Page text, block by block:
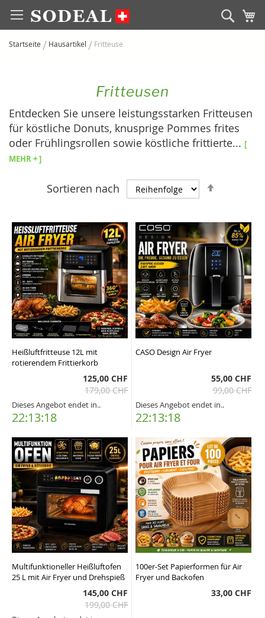
Zum
Inhalt
Startseite Hausartikel Fritteuse
Fritteusen
Entdecken Sie unsere leistungsstarken Fritteusen
für köstliche Donuts, knusprige Pommes frites
oder Frühlingsrollen sowie köstliche frittierte... [
Mehr + ]
Sortieren nach
Heißluftfritteuse 12L mit
rotierendem Frittierkorb
125,00 CHF
179,00 CHF
Dieses Angebot endet in..
22:13:17
CASO Design Air Fryer
55,00 CHF
99,00 CHF
Dieses Angebot endet in..
22:13:17
Multifunktioneller Heißluftofen
25 L mit Air Fryer und Drehspieß
145,00 CHF
199,00 CHF
100er-Set Papierformen für Air
Fryer und Backofen
33,00 CHF